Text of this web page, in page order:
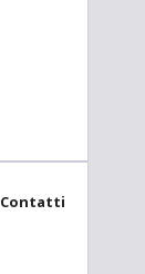
Contatti